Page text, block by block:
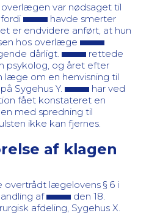
var nødsaget til
havde smerter
er endvidere anført, at hun
hos overlæge
dårligt.
rettede
psykolog, og året efter
læge om en henvisning til
Sygehus Y.
har ved
fået konstateret en
med spredning til
ikke kan fjernes.
af klagen
overtrådt lægelovens § 6 i
af
den 18.
afdeling, Sygehus X.